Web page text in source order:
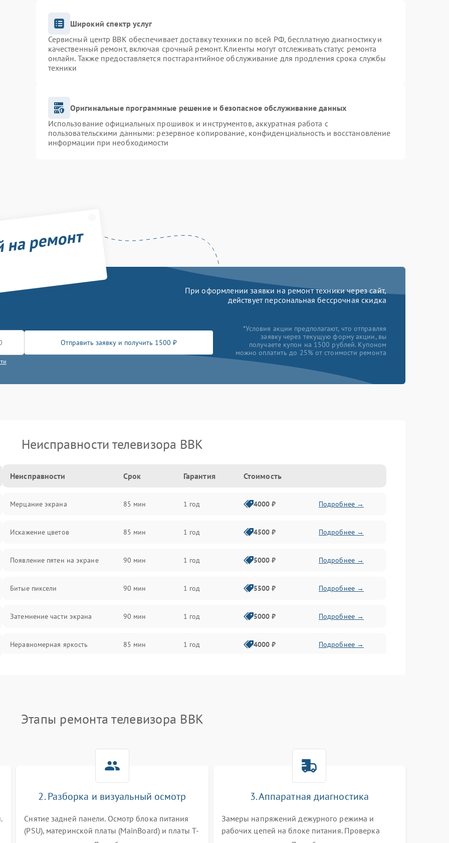
Широкий спектр услуг
Сервисный центр BBK обеспечивает доставку техники по всей РФ, бесплатную диагностику и
качественный ремонт, включая срочный ремонт. Клиенты могут отслеживать статус ремонта
онлайн. Также предоставляется постгарантийное обслуживание для продления срока службы
техники
Оригинальные программные решение и безопасное обслуживание данных
Использование официальных прошивок и инструментов, аккуратная работа с
пользовательскими данными: резервное копирование, конфиденциальность и восстановление
информации при необходимости
ремонт
При оформлении заявки на ремонт техники через сайт,
действует персональная бессрочная скидка
Отправить заявку и получить 1500 ₽
*Условия акции предполагают, что отправляя
заявку через текущую форму акции, вы
получаете купон на 1500 рублей. Купоном
можно оплатить до 25% от стоимости ремонта
Неисправности телевизора BBK
Неисправности Срок Гарантия Стоимость
Мерцание экрана 85 мин 1 год 4000 ₽ Подробнее →
Искажение цветов 85 мин 1 год 4500 ₽ Подробнее →
Появление пятен на экране 90 мин 1 год 5000 ₽ Подробнее →
Битые пиксели 90 мин 1 год 5500 ₽ Подробнее →
Затемнение части экрана 90 мин 1 год 5000 ₽ Подробнее →
Неравномерная яркость 85 мин 1 год 4000 ₽ Подробнее →
Этапы ремонта телевизора BBK
2. Разборка и визуальный осмотр
Снятие задней панели. Осмотр блока питания
(PSU), материнской платы (MainBoard) и платы T-
3. Аппаратная диагностика
Замеры напряжений дежурного режима и
рабочих цепей на блоке питания. Проверка